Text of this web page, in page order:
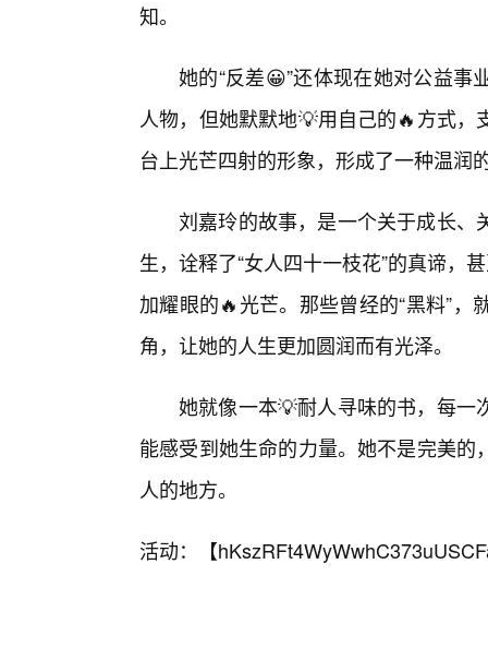
知。
她的“反差😀”还体现在她对公益
人物，但她默默地💡用自己的🔥方式
台上光芒四射的形象，形成了一种温润
刘嘉玲的故事，是一个关于成长、
生，诠释了“女人四十一枝花”的真谛，
加耀眼的🔥光芒。那些曾经的“黑料”
角，让她的人生更加圆润而有光泽。
她就像一本💡耐人寻味的书，每一
能感受到她生命的力量。她不是完美
人的地方。
活动：【